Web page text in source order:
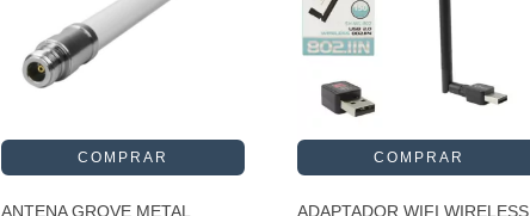
ANTENA GROVE METAL
ADAPTADOR WIFI WIRELESS